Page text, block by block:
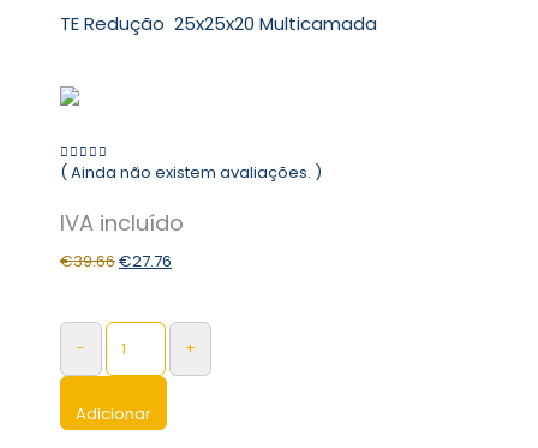
TE Redução 25x25x20 Multicamada
0 out of 5
( Ainda não existem avaliações. )
€39.66€27.76
- +
Adicionar